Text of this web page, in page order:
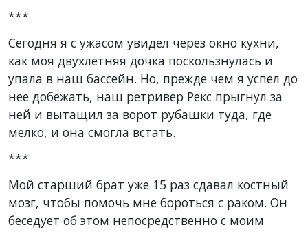
***
Сегодня я с ужасом увидел через окно кухни,
как моя двухлетняя дочка поскользнулась и
упала в наш бассейн. Но, прежде чем я успел до
нее добежать, наш ретривер Рекс прыгнул за
ней и вытащил за ворот рубашки туда, где
мелко, и она смогла встать.
***
Мой старший брат уже 15 раз сдавал костный
мозг, чтобы помочь мне бороться с раком. Он
беседует об этом непосредственно с моим